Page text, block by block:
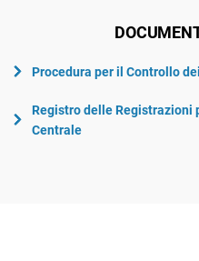
Procedura per il Controllo
Registro delle Registrazioni
Centrale